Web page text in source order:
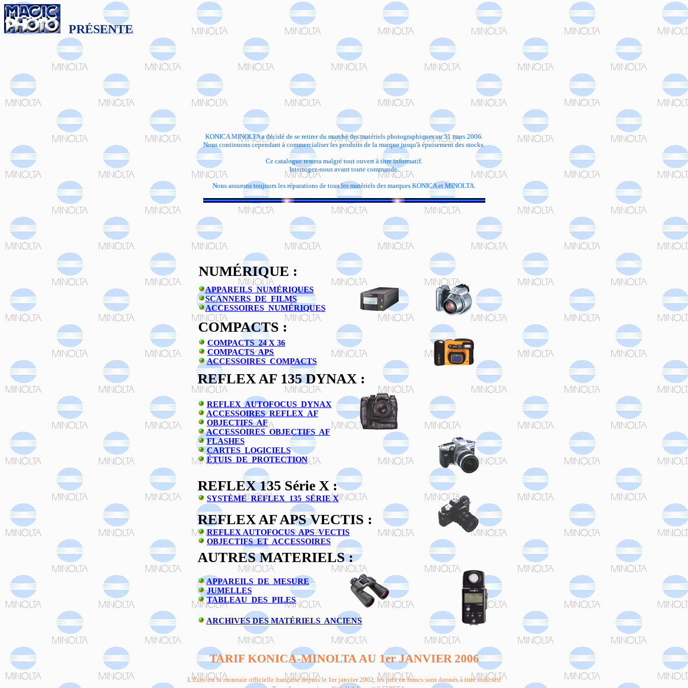
PRÉSENTE
KONICA MINOLTA a décidé de se retirer du marché des matériels photographiques au 31 mars 2006.
Nous continuons cependant à commercialiser les produits de la marque jusqu'à épuisement des stocks.
Ce catalogue restera malgré tout ouvert à titre informatif.
Interrogez-nous avant toute commande.
Nous assurons toujours les réparations de tous les matériels des marques KONICA et MINOLTA.
NUMÉRIQUE :
APPAREILS NUMÉRIQUES
SCANNERS DE FILMS
ACCESSOIRES NUMÉRIQUES
COMPACTS :
COMPACTS 24 X 36
COMPACTS APS
ACCESSOIRES COMPACTS
REFLEX AF 135 DYNAX :
REFLEX AUTOFOCUS DYNAX
ACCESSOIRES REFLEX AF
OBJECTIFS AF
ACCESSOIRES OBJECTIFS AF
FLASHES
CARTES LOGICIELS
ÉTUIS DE PROTECTION
REFLEX 135 Série X :
SYSTÈME REFLEX 135 SÉRIE X
REFLEX AF APS VECTIS :
REFLEX AUTOFOCUS APS VECTIS
OBJECTIFS ET ACCESSOIRES
AUTRES MATERIELS :
APPAREILS DE MESURE
JUMELLES
TABLEAU DES PILES
ARCHIVES DES MATÉRIELS ANCIENS
TARIF KONICA-MINOLTA AU 1er JANVIER 2006
L'Euro est la monnaie officielle française depuis le 1er janvier 2002, les prix en francs sont donnés à titre indicatif